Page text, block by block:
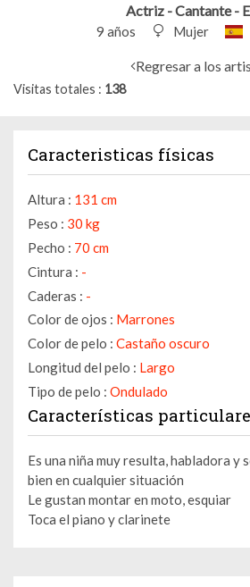
Actriz - Cantante -
9 años Mujer
Regresar a los
Visitas totales 138
Caracteristicas físicas
Altura : 131 cm
Peso : 30 kg
Pecho : 70 cm
Cintura : -
Caderas : -
Color de ojos : Marrones
Color de pelo : Castaño oscuro
Longitud del pelo : Largo
Tipo de pelo : Ondulado
Características
Es una niña muy resulta, habladora y
bien en cualquier situación
Le gustan montar en moto, esquiar
Toca el piano y clarinete